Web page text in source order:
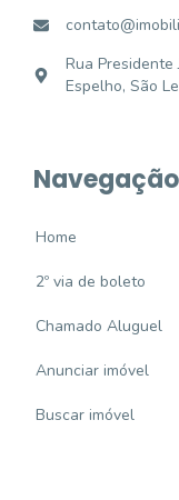
Rua Presidente
Espelho, São
Home
2º via de boleto
Chamado Aluguel
Anunciar imóvel
Buscar imóvel